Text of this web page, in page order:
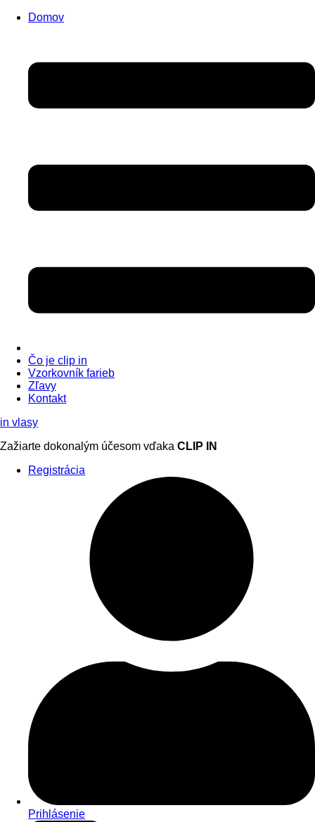
Domov
Čo je clip in
Vzorkovník farieb
Zľavy
Kontakt
in vlasy
Zažiarte dokonalým účesom vďaka CLIP IN
Registrácia
Prihlásenie